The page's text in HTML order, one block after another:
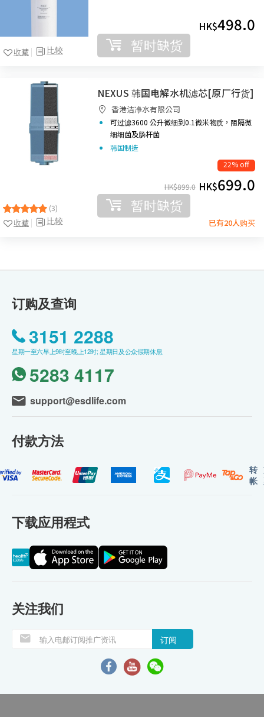
比较
收藏
HK$498.0
暂时缺货
(3)
比较
收藏
NEXUS 韩国电解水机滤芯[原厂行货]
香港洁净水有限公司
可过滤3600 公升微细到0.1微米物质，阻隔微
细细菌及肠杆菌
韩国制造
22% off
HK$899.0 HK$699.0
暂时缺货
已有20人购买
订购及查询
3151 2288
星期一至六早上9时至晚上12时; 星期日及公众假期休息
5283 4117
support@esdlife.com
付款方法
转
帐
下载应用程式
关注我们
订阅